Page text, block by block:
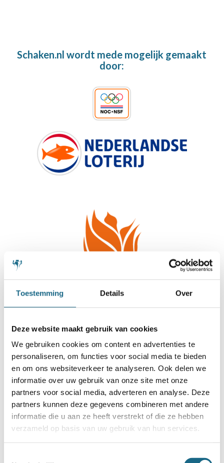
Toestemming Details Over
Deze website maakt gebruik van cookies
We gebruiken cookies om content en advertenties te
personaliseren, om functies voor social media te bieden
en om ons websiteverkeer te analyseren. Ook delen we
informatie over uw gebruik van onze site met onze
partners voor social media, adverteren en analyse. Deze
partners kunnen deze gegevens combineren met andere
informatie die u aan ze heeft verstrekt of die ze hebben
verzameld op basis van uw gebruik van hun services.
Schaken.nl wordt mede mogelijk gemaakt
door: